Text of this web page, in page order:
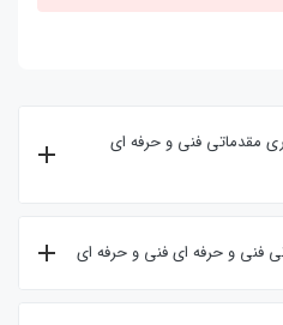
مقدماتی فنی و حرفه ای
فنی و حرفه ای فنی و حرفه ای